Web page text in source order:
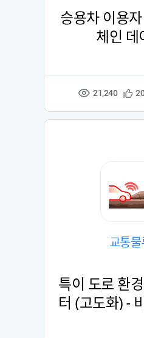
승용차 이용
체인 데
조
수
21,240
관
등
록
교통물
특이 도로 환
터 (고도화) -